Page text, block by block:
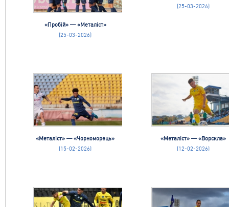
«Пробій» — «Металіст»
(25-03-2026)
(25-03-2026)
«Металіст» — «Чорноморець»
(15-02-2026)
«Металіст» — «Ворскла»
(12-02-2026)